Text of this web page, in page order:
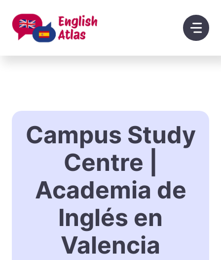
contenido
Campus Study
Centre |
Academia de
Inglés en
Valencia